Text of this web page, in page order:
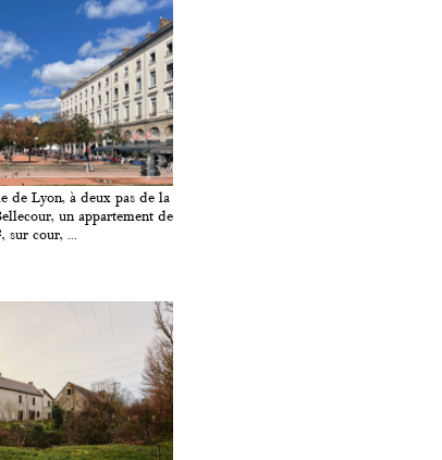
de Lyon, à deux pas de la
un appartement de
sur cour, ...